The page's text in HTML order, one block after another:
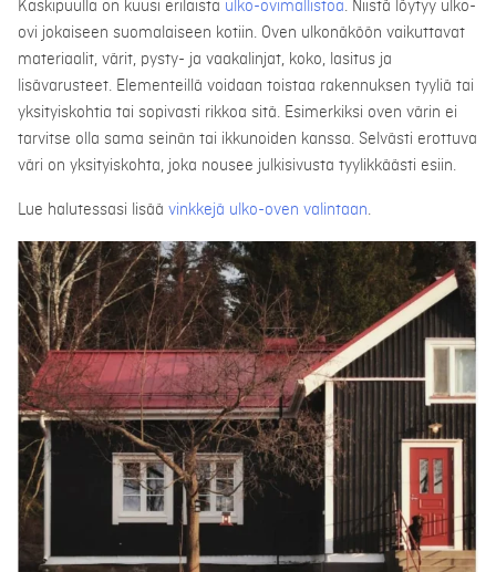
Kaskipuulla on kuusi erilaista ulko-ovimallistoa. Niistä löytyy ulko-
ovi jokaiseen suomalaiseen kotiin. Oven ulkonäköön vaikuttavat
materiaalit, värit, pysty- ja vaakalinjat, koko, lasitus ja
lisävarusteet. Elementeillä voidaan toistaa rakennuksen tyyliä tai
yksityiskohtia tai sopivasti rikkoa sitä. Esimerkiksi oven värin ei
tarvitse olla sama seinän tai ikkunoiden kanssa. Selvästi erottuva
väri on yksityiskohta, joka nousee julkisivusta tyylikkäästi esiin.
Lue halutessasi lisää vinkkejä ulko-oven valintaan.